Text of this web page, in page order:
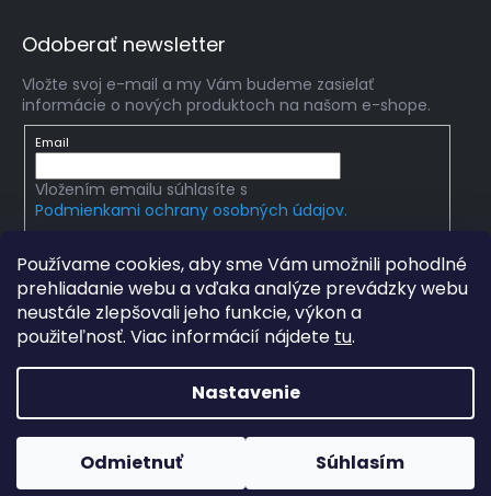
Používame cookies, aby sme Vám umožnili pohodlné
prehliadanie webu a vďaka analýze prevádzky webu
neustále zlepšovali jeho funkcie, výkon a
použiteľnosť. Viac informácií nájdete tu.
Nastavenie
Odmietnuť Súhlasím
Odoberať newsletter
Vložte svoj e-mail a my Vám budeme zasielať
informácie o nových produktoch na našom e-shope.
Email
Vložením emailu súhlasíte s
Podmienkami ochrany osobných údajov.
Vytvoril Shoptet
mlady-vedec.sk
. Všetky práva
vyhradené.Upraviť nastavenie cookies
Grafický návrh vytvořil a na Shoptet implementoval
Hladatechka s.r.o.